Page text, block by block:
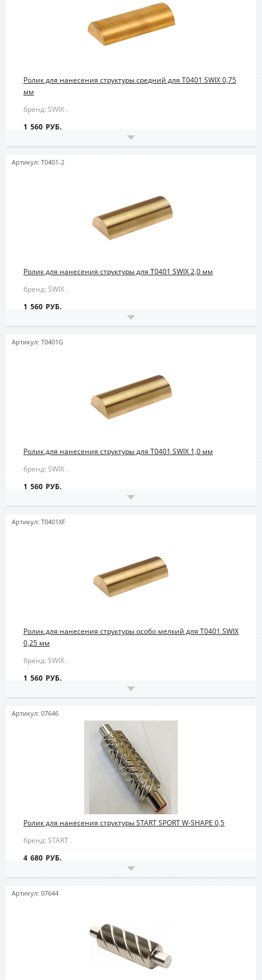
Ролик для нанесения структуры средний для T0401 SWIX 0,75
мм
бренд: SWIX .
1 560 РУБ.
Артикул: T0401-2
Ролик для нанесения структуры для T0401 SWIX 2,0 мм
бренд: SWIX .
1 560 РУБ.
Артикул: T0401G
Ролик для нанесения структуры для T0401 SWIX 1,0 мм
бренд: SWIX .
1 560 РУБ.
Артикул: T0401XF
Ролик для нанесения структуры особо мелкий для T0401 SWIX
0,25 мм
бренд: SWIX .
1 560 РУБ.
Артикул: 07646
Ролик для нанесения структуры START SPORT W-SHAPE 0,5
бренд: START .
4 680 РУБ.
Артикул: 07644